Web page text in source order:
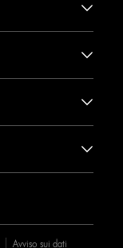
Avviso sui dati